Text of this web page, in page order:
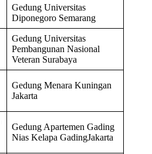
Gedung Universitas
Diponegoro Semarang
Gedung Universitas
Pembangunan Nasional
Veteran Surabaya
Gedung Menara Kuningan
Jakarta
Gedung Apartemen Gading
Nias Kelapa GadingJakarta